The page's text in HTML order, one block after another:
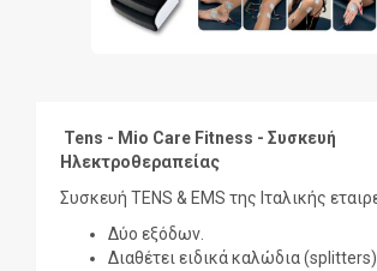
Tens - Mio Care Fitness - Συσκευή
Ηλεκτροθεραπείας
Συσκευή TENS & EMS της Ιταλικής
Δύο εξόδων.
Διαθέτει ειδικά καλώδια (splitters)